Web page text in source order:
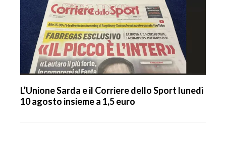
L’Unione Sarda e il Corriere dello Sport lunedì
10 agosto insieme a 1,5 euro